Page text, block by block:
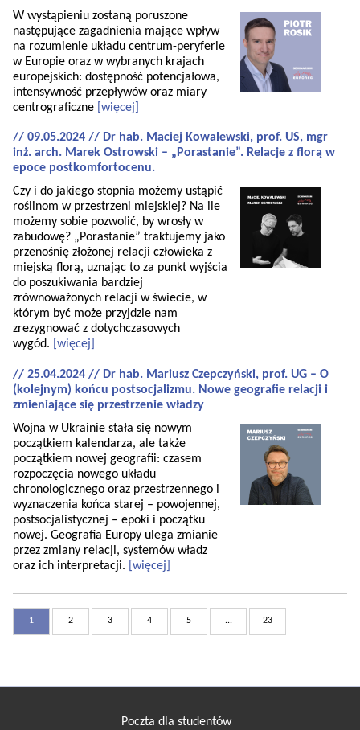
W wystąpieniu zostaną poruszone
następujące zagadnienia mające wpływ
na rozumienie układu centrum-peryferie
w Europie oraz w wybranych krajach
europejskich: dostępność potencjałowa,
intensywność przepływów oraz miary
centrograficzne [więcej]
// 09.05.2024 // Dr hab. Maciej Kowalewski, prof. US, mgr
inż. arch. Marek Ostrowski – „Porastanie”. Relacje z florą w
epoce postkomfortocenu.
Czy i do jakiego stopnia możemy ustąpić
roślinom w przestrzeni miejskiej? Na ile
możemy sobie pozwolić, by wrosły w
zabudowę? „Porastanie” traktujemy jako
przenośnię złożonej relacji człowieka z
miejską florą, uznając to za punkt wyjścia
do poszukiwania bardziej
zrównoważonych relacji w świecie, w
którym być może przyjdzie nam
zrezygnować z dotychczasowych
wygód.
[więcej]
// 25.04.2024 // Dr hab. Mariusz Czepczyński, prof. UG – O
(kolejnym) końcu postsocjalizmu. Nowe geografie relacji i
zmieniające się przestrzenie władzy
Wojna w Ukrainie stała się nowym
początkiem kalendarza, ale także
początkiem nowej geografii: czasem
rozpoczęcia nowego układu
chronologicznego oraz przestrzennego i
wyznaczenia końca starej – powojennej,
postsocjalistycznej – epoki i początku
nowej. Geografia Europy ulega zmianie
przez zmiany relacji, systemów władz
oraz ich interpretacji.
[więcej]
1 2 3 4 5 ... 23
Poczta dla studentów